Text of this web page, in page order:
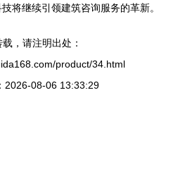
将继续引领建筑咨询服务的革新。
，请注明出处：
product/34.html
2026-08-06 13:33:29